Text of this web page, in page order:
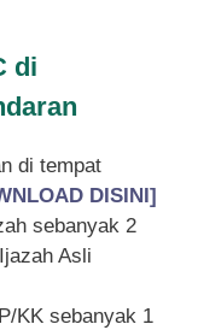
di
di tempat
DISINI]
sebanyak 2
Asli
KK sebanyak 1